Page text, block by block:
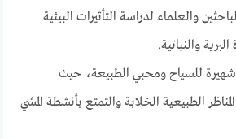
والعلماء لدراسة التأثيرات البيئية
والنباتية.
للسياح ومحبي الطبيعة، حيث
الطبيعية الخلابة والتمتع بأنشطة المشي